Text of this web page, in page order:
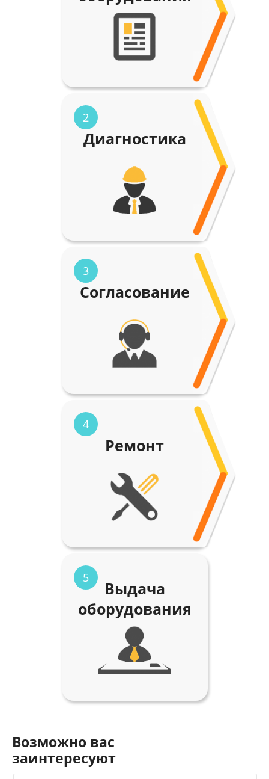
2
Диагностика
3
Согласование
4
Ремонт
5
Выдача
оборудования
Возможно вас
заинтересуют